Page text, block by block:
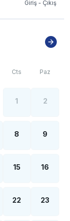
Giriş - Çıkış
Cts Paz
1 2
8 9
15 16
22 23